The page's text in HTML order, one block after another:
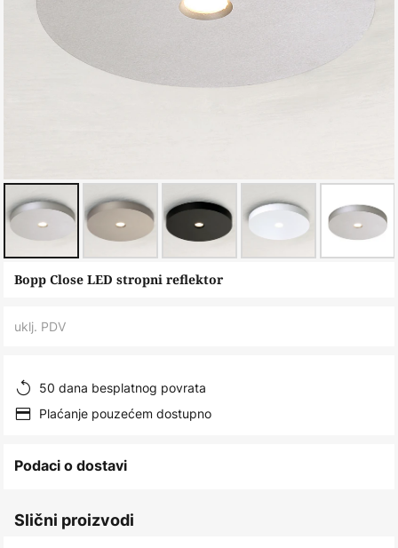
Skip
beginning
the
images
Bopp Close LED stropni reflektor
uklj. PDV
50 dana besplatnog povrata
Plaćanje pouzećem dostupno
Podaci o dostavi
Slični proizvodi